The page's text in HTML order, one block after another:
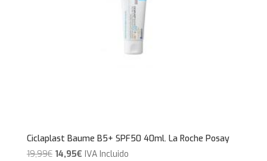
Ciclaplast Baume B5+ SPF50 40ml. La Roche Posay
19,99€ El
14,95€ElIVA Incluido